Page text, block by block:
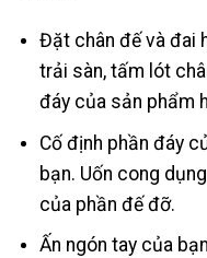
Đặt chân đế và đai
trải sàn, tấm lót
đáy của sản phẩm
Cố định phần đáy
bạn. Uốn cong
của phần đế đỡ.
Ấn ngón tay của